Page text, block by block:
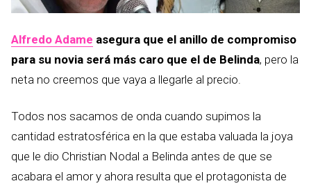
Alfredo Adame asegura que el anillo de compromiso
para su novia será más caro que el de Belinda, pero la
neta no creemos que vaya a llegarle al precio.
Todos nos sacamos de onda cuando supimos la
cantidad estratosférica en la que estaba valuada la joya
que le dio Christian Nodal a Belinda antes de que se
acabara el amor y ahora resulta que el protagonista de